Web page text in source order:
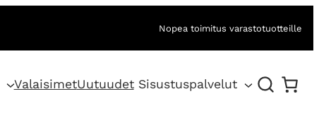
Nopea toimitus varastotuotteille
ValaisimetUutuudet Sisustuspalvelut